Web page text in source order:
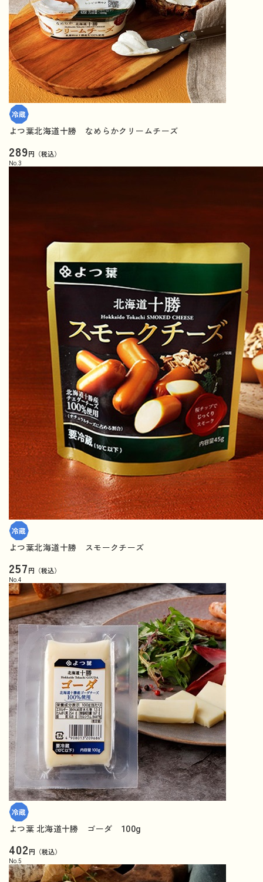
よつ葉北海道十勝 なめらかクリームチーズ
289円（税込）
No. 3
よつ葉北海道十勝 スモークチーズ
257円（税込）
No. 4
よつ葉 北海道十勝 ゴーダ 100g
402円（税込）
No. 5